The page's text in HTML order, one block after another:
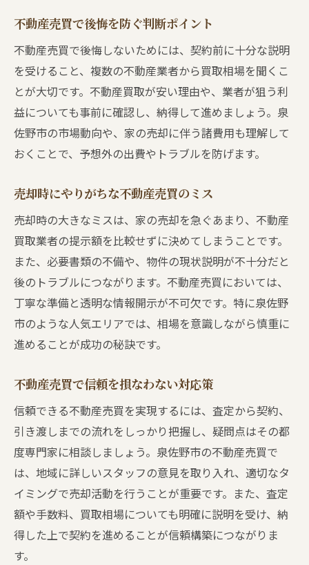
不動産売買で後悔を防ぐ判断ポイント
不動産売買で後悔しないためには、契約前に十分な説明
を受けること、複数の不動産業者から買取相場を聞くこ
とが大切です。不動産買取が安い理由や、業者が狙う利
益についても事前に確認し、納得して進めましょう。泉
佐野市の市場動向や、家の売却に伴う諸費用も理解して
おくことで、予想外の出費やトラブルを防げます。
売却時にやりがちな不動産売買のミス
売却時の大きなミスは、家の売却を急ぐあまり、不動産
買取業者の提示額を比較せずに決めてしまうことです。
また、必要書類の不備や、物件の現状説明が不十分だと
後のトラブルにつながります。不動産売買においては、
丁寧な準備と透明な情報開示が不可欠です。特に泉佐野
市のような人気エリアでは、相場を意識しながら慎重に
進めることが成功の秘訣です。
不動産売買で信頼を損なわない対応策
信頼できる不動産売買を実現するには、査定から契約、
引き渡しまでの流れをしっかり把握し、疑問点はその都
度専門家に相談しましょう。泉佐野市の不動産売買で
は、地域に詳しいスタッフの意見を取り入れ、適切なタ
イミングで売却活動を行うことが重要です。また、査定
額や手数料、買取相場についても明確に説明を受け、納
得した上で契約を進めることが信頼構築につながりま
す。